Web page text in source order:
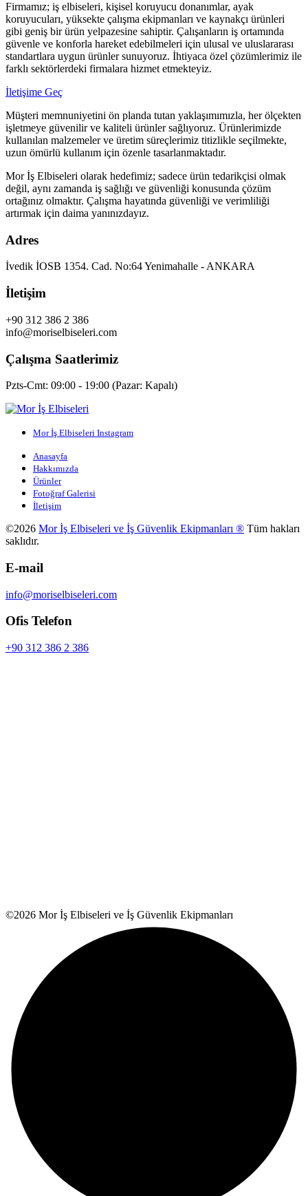
Firmamız; iş elbiseleri, kişisel koruyucu donanımlar, ayak
koruyucuları, yüksekte çalışma ekipmanları ve kaynakçı ürünleri
gibi geniş bir ürün yelpazesine sahiptir. Çalışanların iş ortamında
güvenle ve konforla hareket edebilmeleri için ulusal ve uluslararası
standartlara uygun ürünler sunuyoruz. İhtiyaca özel çözümlerimiz ile
farklı sektörlerdeki firmalara hizmet etmekteyiz.
İletişime Geç
Müşteri memnuniyetini ön planda tutan yaklaşımımızla, her ölçekten
işletmeye güvenilir ve kaliteli ürünler sağlıyoruz. Ürünlerimizde
kullanılan malzemeler ve üretim süreçlerimiz titizlikle seçilmekte,
uzun ömürlü kullanım için özenle tasarlanmaktadır.
Mor İş Elbiseleri olarak hedefimiz; sadece ürün tedarikçisi olmak
değil, aynı zamanda iş sağlığı ve güvenliği konusunda çözüm
ortağınız olmaktır. Çalışma hayatında güvenliği ve verimliliği
artırmak için daima yanınızdayız.
Adres
İvedik İOSB 1354. Cad. No:64 Yenimahalle - ANKARA
İletişim
+90 312 386 2 386
info@moriselbiseleri.com
Çalışma Saatlerimiz
Pzts-Cmt: 09:00 - 19:00 (Pazar: Kapalı)
Mor İş Elbiseleri Instagram
Anasayfa
Hakkımızda
Ürünler
Fotoğraf Galerisi
İletişim
©2026 Mor İş Elbiseleri ve İş Güvenlik Ekipmanları ® Tüm hakları
saklıdır.
E-mail
info@moriselbiseleri.com
Ofis Telefon
+90 312 386 2 386
©2026 Mor İş Elbiseleri ve İş Güvenlik Ekipmanları